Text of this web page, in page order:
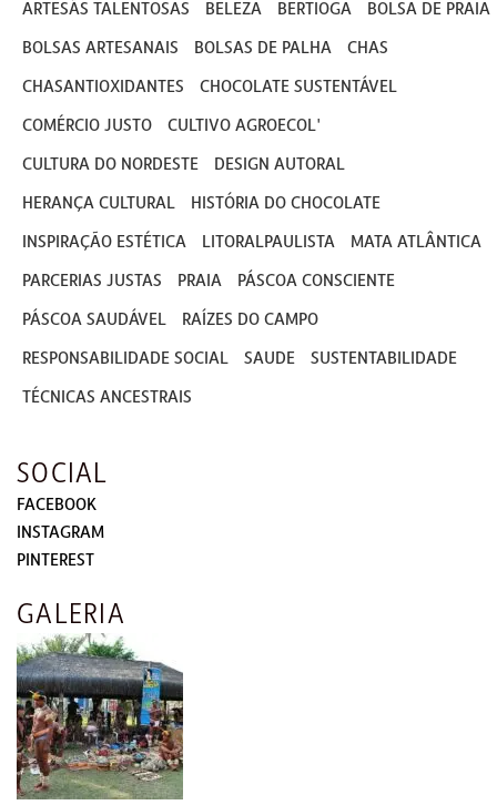
ARTESÃS TALENTOSAS BELEZA BERTIOGA BOLSA DE PRAIA
BOLSAS ARTESANAIS BOLSAS DE PALHA CHAS
CHASANTIOXIDANTES CHOCOLATE SUSTENTÁVEL
COMÉRCIO JUSTO CULTIVO AGROECOL'
CULTURA DO NORDESTE DESIGN AUTORAL
HERANÇA CULTURAL HISTÓRIA DO CHOCOLATE
INSPIRAÇÃO ESTÉTICA LITORALPAULISTA MATA ATLÂNTICA
PARCERIAS JUSTAS PRAIA PÁSCOA CONSCIENTE
PÁSCOA SAUDÁVEL RAÍZES DO CAMPO
RESPONSABILIDADE SOCIAL SAUDE SUSTENTABILIDADE
TÉCNICAS ANCESTRAIS
SOCIAL
FACEBOOK
INSTAGRAM
PINTEREST
GALERIA